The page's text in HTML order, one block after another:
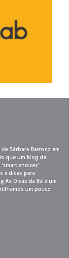
Bárbara Barroso em
que um blog de
choices’
e dicas para
As Dicas da Bá é um
um pouco